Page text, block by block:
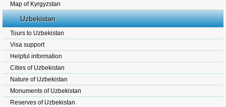
Map of Kyrgyzstan
Uzbekistan
Tours to Uzbekistan
Visa support
Helpful information
Cities of Uzbekistan
Nature of Uzbekistan
Monuments of Uzbekistan
Reserves of Uzbekistan